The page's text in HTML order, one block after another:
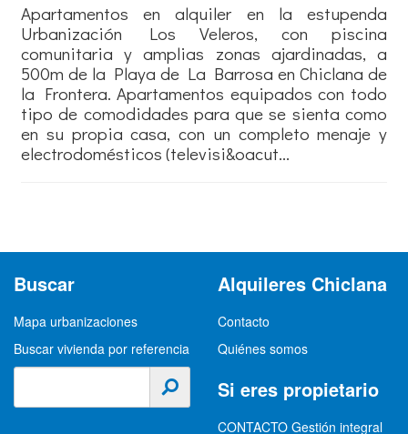
Apartamentos en alquiler en la estupenda
Urbanización Los Veleros, con piscina
comunitaria y amplias zonas ajardinadas, a
500m de la Playa de La Barrosa en Chiclana de
la Frontera. Apartamentos equipados con todo
tipo de comodidades para que se sienta como
en su propia casa, con un completo menaje y
electrodomésticos (televisi&oacut...
Buscar
Mapa urbanizaciones
Buscar vivienda por referencia
Alquileres Chiclana
Contacto
Quiénes somos
Si eres propietario
CONTACTO Gestión integral